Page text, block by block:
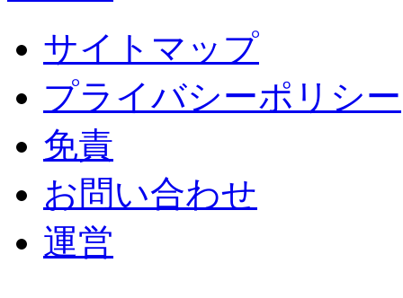
サイトマップ
プライバシーポリシー
免責
お問い合わせ
運営